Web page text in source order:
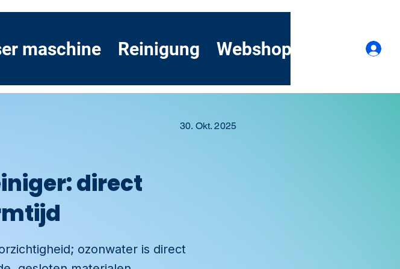
maschine Reinigung Webshop Kontakt
30. Okt. 2025
direct
ozonwater is direct